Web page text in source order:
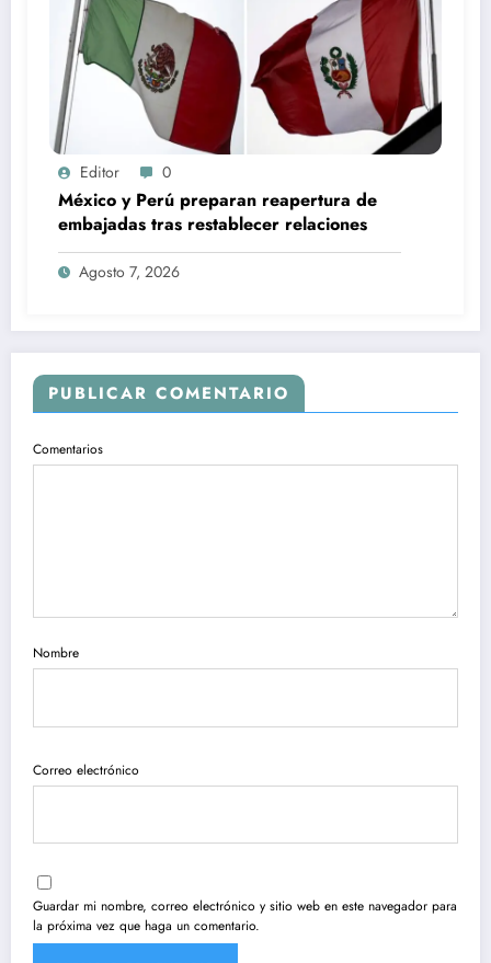
Editor 0
México y Perú preparan reapertura de
embajadas tras restablecer relaciones
Agosto 7, 2026
PUBLICAR COMENTARIO
Comentarios
Nombre
Correo electrónico
Guardar mi nombre, correo electrónico y sitio web en este navegador para
la próxima vez que haga un comentario.